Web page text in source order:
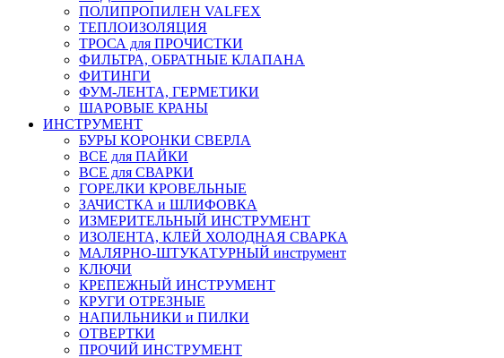
ПОЛИПРОПИЛЕН VALFEX
ТЕПЛОИЗОЛЯЦИЯ
ТРОСА для ПРОЧИСТКИ
ФИЛЬТРА, ОБРАТНЫЕ КЛАПАНА
ФИТИНГИ
ФУМ-ЛЕНТА, ГЕРМЕТИКИ
ШАРОВЫЕ КРАНЫ
ИНСТРУМЕНТ
БУРЫ КОРОНКИ СВЕРЛА
ВСЕ для ПАЙКИ
ВСЕ для СВАРКИ
ГОРЕЛКИ КРОВЕЛЬНЫЕ
ЗАЧИСТКА и ШЛИФОВКА
ИЗМЕРИТЕЛЬНЫЙ ИНСТРУМЕНТ
ИЗОЛЕНТА, КЛЕЙ ХОЛОДНАЯ СВАРКА
МАЛЯРНО-ШТУКАТУРНЫЙ инструмент
КЛЮЧИ
КРЕПЕЖНЫЙ ИНСТРУМЕНТ
КРУГИ ОТРЕЗНЫЕ
НАПИЛЬНИКИ и ПИЛКИ
ОТВЕРТКИ
ПРОЧИЙ ИНСТРУМЕНТ